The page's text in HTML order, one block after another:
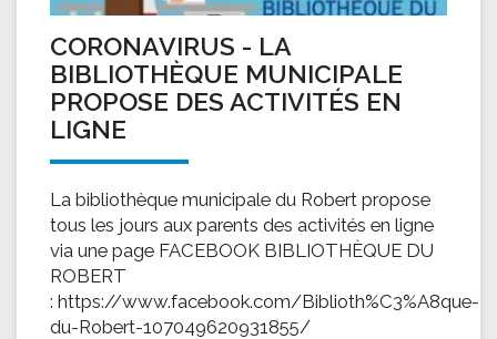
CORONAVIRUS - LA
BIBLIOTHÈQUE MUNICIPALE
PROPOSE DES ACTIVITÉS EN
LIGNE
La bibliothèque municipale du Robert propose
tous les jours aux parents des activités en ligne
via une page FACEBOOK BIBLIOTHÈQUE DU
ROBERT
: https://www.facebook.com/Biblioth%C3%A8que-
du-Robert-107049620931855/